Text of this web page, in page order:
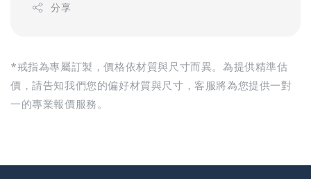
分享
*戒指為專屬訂製，價格依材質與尺寸而異。為提供精準估
價，請告知我們您的偏好材質與尺寸，客服將為您提供一對
一的專業報價服務。